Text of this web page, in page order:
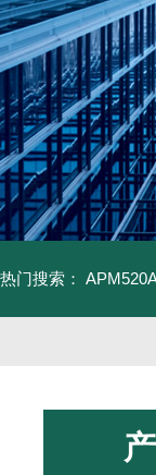
热门搜索：